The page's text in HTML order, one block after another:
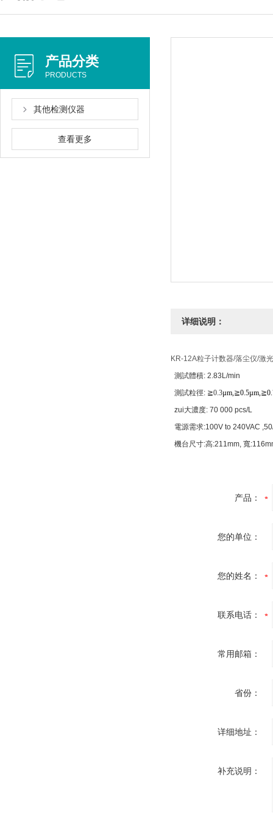
产品分类
PRODUCTS
其他检测仪器
查看更多
详细说明：
KR-12A粒子计数器/落尘仪/激
測試體積: 2.83L/min
測試粒徑: ≧0.3µm,≧0.5µm,≧
zui大濃度: 70 000 pcs/L
電源需求:100V to 240VAC
機台尺寸:高:211mm, 寬
产品：
您的单位：
您的姓名：
联系电话：
常用邮箱：
省份：
详细地址：
补充说明：